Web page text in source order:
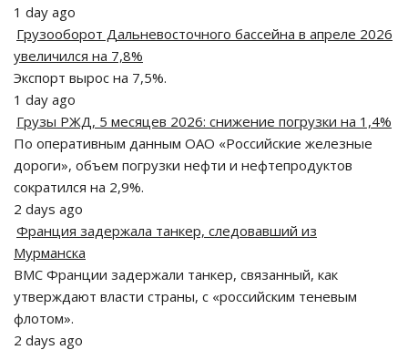
1 day ago
Грузооборот Дальневосточного бассейна в апреле 2026
увеличился на 7,8%
Экспорт вырос на 7,5%.
1 day ago
Грузы РЖД, 5 месяцев 2026: снижение погрузки на 1,4%
По оперативным данным ОАО «Российские железные
дороги», объем погрузки нефти и нефтепродуктов
сократился на 2,9%.
2 days ago
Франция задержала танкер, следовавший из
Мурманска
ВМС Франции задержали танкер, связанный, как
утверждают власти страны, с «российским теневым
флотом».
2 days ago